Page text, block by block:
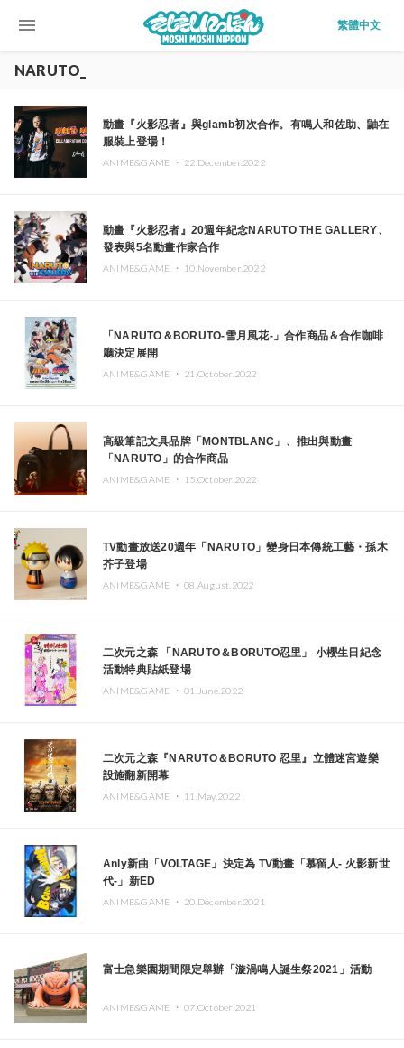
menu 繁體中文
NARUTO_
動畫『火影忍者』與glamb初次合作。有鳴人和佐助、鼬在
服裝上登場！
ANIME&GAME ・ 22.December.2022
動畫『火影忍者』20週年紀念NARUTO THE GALLERY、
發表與5名動畫作家合作
ANIME&GAME ・ 10.November.2022
「NARUTO＆BORUTO-雪月風花-」合作商品＆合作咖啡
廳決定展開
ANIME&GAME ・ 21.October.2022
高級筆記文具品牌「MONTBLANC」、推出與動畫
「NARUTO」的合作商品
ANIME&GAME ・ 15.October.2022
TV動畫放送20週年「NARUTO」變身日本傳統工藝・孫木
芥子登場
ANIME&GAME ・08.August.2022
二次元之森 「NARUTO＆BORUTO忍里」 小櫻生日紀念
活動特典貼紙登場
ANIME&GAME ・01.June.2022
二次元之森『NARUTO＆BORUTO 忍里』立體迷宮遊樂
設施翻新開幕
ANIME&GAME ・ 11.May.2022
Anly新曲「VOLTAGE」決定為 TV動畫「慕留人- 火影新世
代-」新ED
ANIME&GAME ・ 20.December.2021
富士急樂園期間限定舉辦「漩渦鳴人誕生祭2021」活動
ANIME&GAME ・07.October.2021